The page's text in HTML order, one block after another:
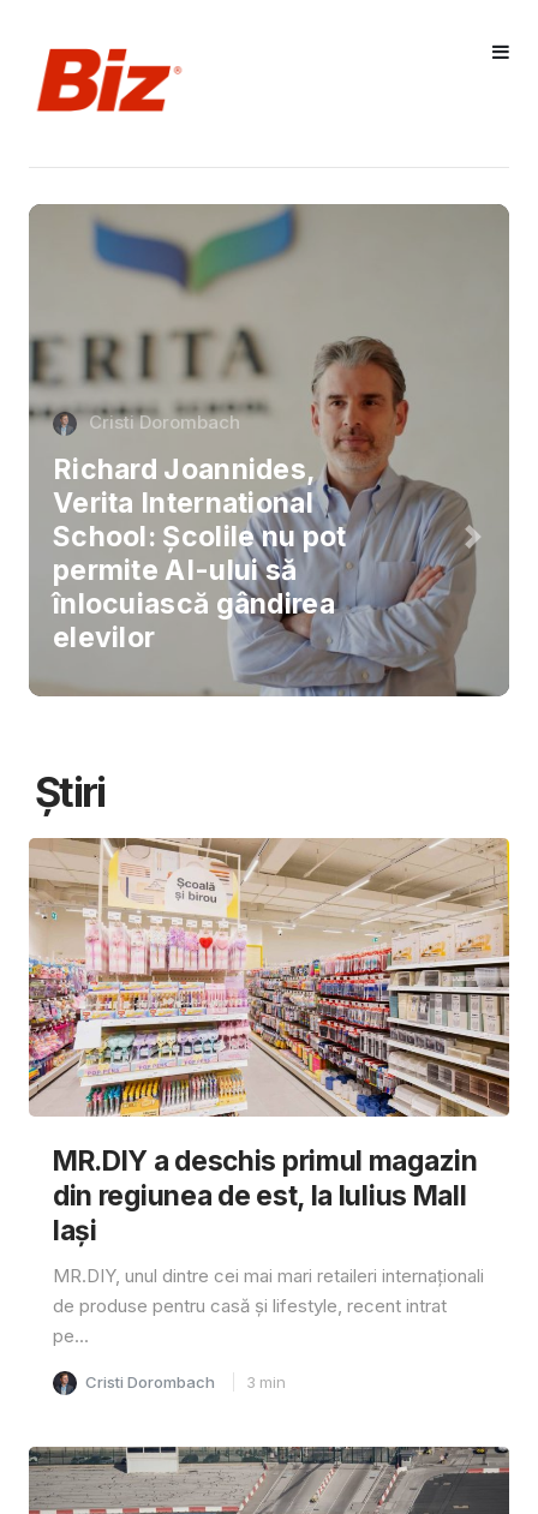
Cristi Dorombach
Richard Joannides,
Verita International
School: Școlile nu pot
permite AI-ului să
înlocuiască gândirea
elevilor
Știri
MR.DIY a deschis primul magazin
din regiunea de est, la Iulius Mall
Iași
MR.DIY, unul dintre cei mai mari retaileri internaționali
de produse pentru casă și lifestyle, recent intrat
pe...
Cristi Dorombach 3 min